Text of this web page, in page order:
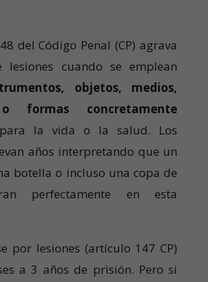
del Código Penal (CP) agrava
cuando se emplean
objetos, medios,
formas concretamente
la vida o la salud. Los
años interpretando que un
botella o incluso una copa de
perfectamente en esta
por lesiones (artículo 147 CP)
a 3 años de prisión. Pero si